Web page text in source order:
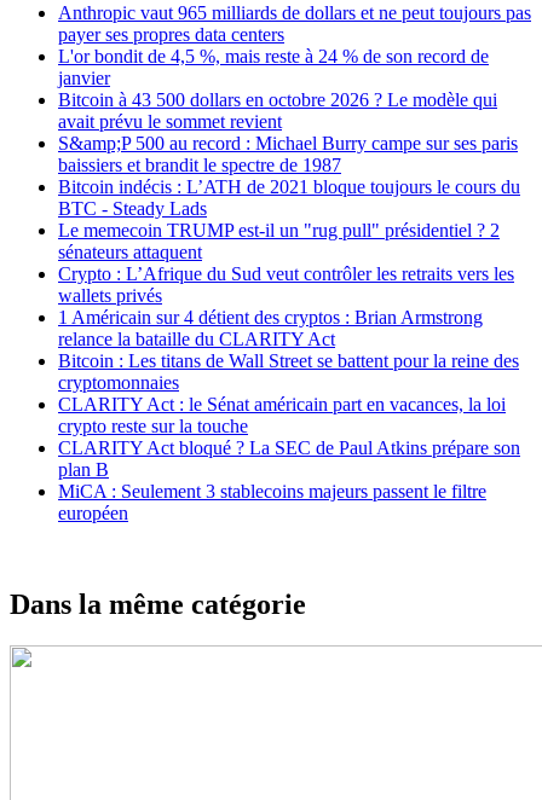
Anthropic vaut 965 milliards de dollars et ne peut toujours pas
payer ses propres data centers
L'or bondit de 4,5 %, mais reste à 24 % de son record de
janvier
Bitcoin à 43 500 dollars en octobre 2026 ? Le modèle qui
avait prévu le sommet revient
S&amp;P 500 au record : Michael Burry campe sur ses paris
baissiers et brandit le spectre de 1987
Bitcoin indécis : L’ATH de 2021 bloque toujours le cours du
BTC - Steady Lads
Le memecoin TRUMP est-il un "rug pull" présidentiel ? 2
sénateurs attaquent
Crypto : L’Afrique du Sud veut contrôler les retraits vers les
wallets privés
1 Américain sur 4 détient des cryptos : Brian Armstrong
relance la bataille du CLARITY Act
Bitcoin : Les titans de Wall Street se battent pour la reine des
cryptomonnaies
CLARITY Act : le Sénat américain part en vacances, la loi
crypto reste sur la touche
CLARITY Act bloqué ? La SEC de Paul Atkins prépare son
plan B
MiCA : Seulement 3 stablecoins majeurs passent le filtre
européen
Dans la même catégorie